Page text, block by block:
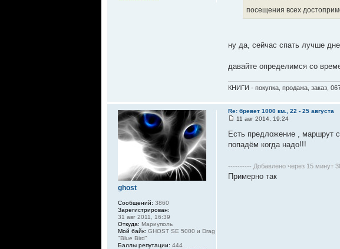
посещения всех
ну да, сейчас спать лучше
давайте определимся со
КНИГИ - покупка, продажа, заказ,
Re: бревет 1000 км., 22 - 25 августа
11 авг 2014, 19:24
Есть предложение , маршрут
попадём когда надо!!!
---------- Добавлено через 15
Примерно так
ghost
Сообщений: 3860
Зарегистрирован:
31 авг 2011, 16:39
Откуда: Мариуполь
Мой байк: GHOST SE 5000 и Drag
"Blue Bird"
Баллы репутации: 444